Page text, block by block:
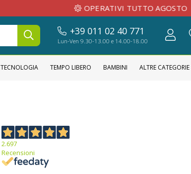
OPERATIVI TUTTO AGOSTO
+39 011 02 40 771
Lun-Ven 9.30-13.00 e 14.00-18.00
TECNOLOGIA TEMPO LIBERO BAMBINI ALTRE CATEGORIE
2.697
Recensioni